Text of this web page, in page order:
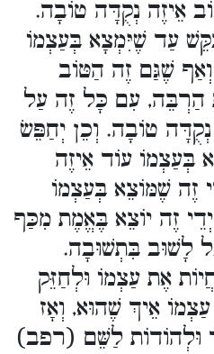
אֵיזֶה נְקֻדָּה טוֹבָה.
עַד שֶׁיִּמְצָא בְּעַצְמוֹ
שֶׁגַּם זֶה הַטּוֹב
הַרְבֵּה, עִם כָּל זֶה עַל
טוֹבָה. וְכֵן יְחַפֵּשׂ
בְּעַצְמוֹ עוֹד אֵיזֶה
זֶה שֶׁמּוֹצֵא בְּעַצְמוֹ
זֶה יוֹצֵא בֶּאֱמֶת מִכַּף
לָשׁוּב בִּתְשׁוּבָה.
אֶת עַצְמוֹ וּלְחַזֵּק
אֵיךְ שֶׁהוּא, וְאָז
וּלְהוֹדוֹת לַשֵּׁם (רפב)